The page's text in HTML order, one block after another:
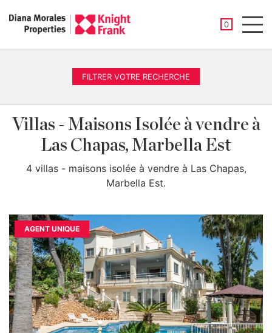
0
FILTRER VOTRE RECHERCHE
Villas - Maisons Isolée à vendre à
Las Chapas, Marbella Est
4 villas - maisons isolée à vendre à Las Chapas,
Marbella Est.
AGENT UNIQUE